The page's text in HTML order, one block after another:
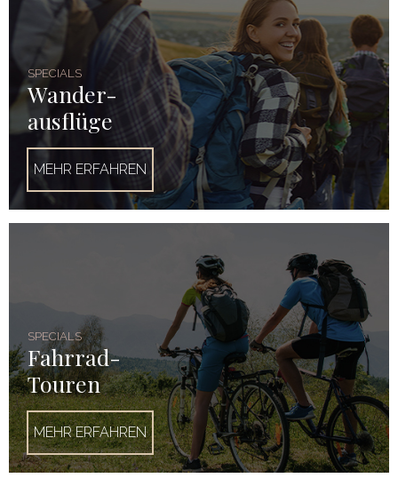
SPECIALS
Wander-
ausflüge
MEHR ERFAHREN
SPECIALS
Fahrrad-
Touren
MEHR ERFAHREN